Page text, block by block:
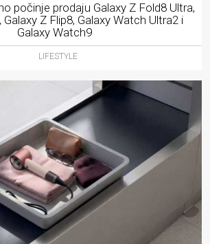
počinje prodaju Galaxy Z Fold8 Ultra,
Galaxy Z Flip8, Galaxy Watch Ultra2 i
Galaxy Watch9
LIFESTYLE